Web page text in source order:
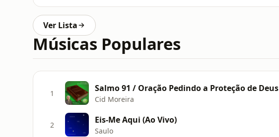
Ver Lista
Músicas Populares
1 Salmo 91 / Oração Pedindo a Proteção de Deus
Cid Moreira
2 Eis-Me Aqui (Ao Vivo)
Saulo